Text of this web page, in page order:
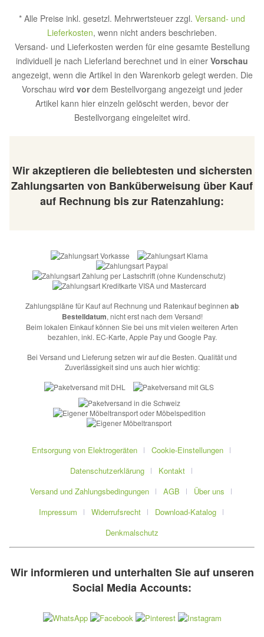
* Alle Preise inkl. gesetzl. Mehrwertsteuer zzgl. Versand- und
Lieferkosten, wenn nicht anders beschrieben.
Versand- und Lieferkosten werden für eine gesamte Bestellung
individuell je nach Lieferland berechnet und in einer Vorschau
angezeigt, wenn die Artikel in den Warenkorb gelegt werden. Die
Vorschau wird vordem Bestellvorgang angezeigt und jeder
Artikel kann hier einzeln gelöscht werden, bevor der
Bestellvorgang eingeleitet wird.
Wir akzeptieren die beliebtesten und sichersten
Zahlungsarten von Banküberweisung über Kauf
auf Rechnung bis zur Ratenzahlung:
Zahlungspläne für Kauf auf Rechnung und Ratenkauf beginnen ab
Bestelldatum, nicht erst nach dem Versand!
Beim lokalen Einkauf können Sie bei uns mit vielen weiteren Arten
bezahlen, inkl. EC-Karte, Apple Pay und Google Pay.
Bei Versand und Lieferung setzen wir auf die Besten. Qualität und
Zuverlässigkeit sind uns auch hier wichtig:
Entsorgung von Elektrogeräten
Cookie-Einstellungen
Datenschutzerklärung
Kontakt
Versand und Zahlungsbedingungen
AGB
Über uns
Impressum
Widerrufsrecht
Download-Katalog
Denkmalschutz
Wir informieren und unterhalten Sie auf unseren
Social Media Accounts: